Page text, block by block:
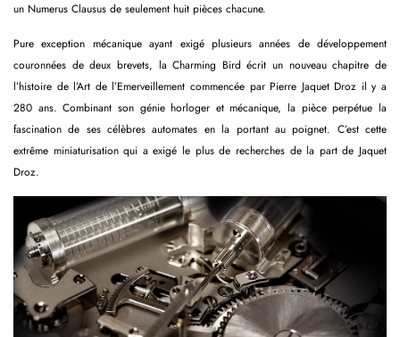
un Numerus Clausus de seulement huit pièces chacune.
Pure exception mécanique ayant exigé plusieurs années de développement
couronnées de deux brevets, la Charming Bird écrit un nouveau chapitre de
l’histoire de l’Art de l’Emerveillement commencée par Pierre Jaquet Droz il y a
280 ans. Combinant son génie horloger et mécanique, la pièce perpétue la
fascination de ses célèbres automates en la portant au poignet. C’est cette
extrême miniaturisation qui a exigé le plus de recherches de la part de Jaquet
Droz.